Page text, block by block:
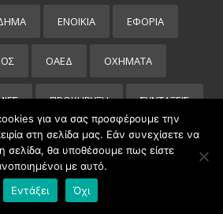
ΕΝΟΙΚΙΑ ΕΦΟΡΙΑ
ΟΑΕΔ ΟΧΗΜΑΤΑ
ΠΡΟΚΉΡΥΞΗ ΣΥΝΤΑΞΕΙΣ
ΤΡΑΠΕΖΕΣ
για να σας προσφέρουμε την
στη σελίδα μας. Εάν συνεχίσετε να
σελίδα, θα υποθέσουμε πως είστε
με αυτό.
Εντάξει
Όχι